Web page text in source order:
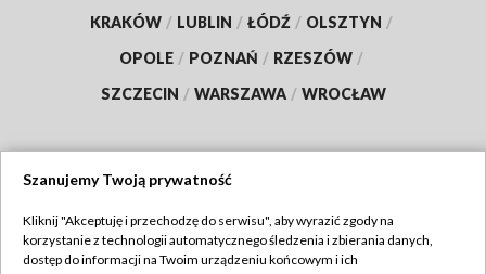
KRAKÓW / LUBLIN / ŁÓDŹ / OLSZTYN /
OPOLE / POZNAŃ / RZESZÓW /
SZCZECIN / WARSZAWA / WROCŁAW
TVP
Szanujemy Twoją prywatność
Kliknij "Akceptuję i przechodzę do serwisu", aby wyrazić zgody na
korzystanie z technologii automatycznego śledzenia i zbierania danych,
dostęp do informacji na Twoim urządzeniu końcowym i ich